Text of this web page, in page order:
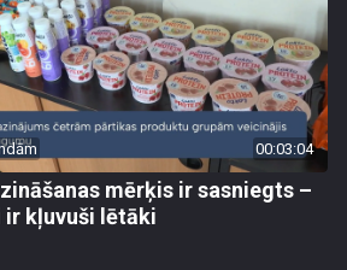
00:03:04
mērķis ir sasniegts –
kļuvuši lētāki